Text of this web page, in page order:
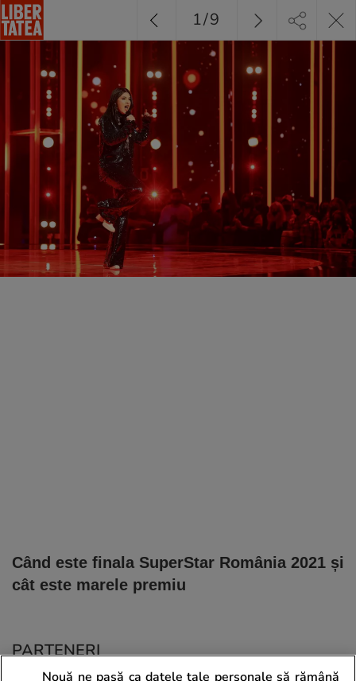
Când este finala SuperStar România 2021 și
cât este marele premiu
1/9
PARTENERI
Nouă ne pasă ca datele tale personale să rămână